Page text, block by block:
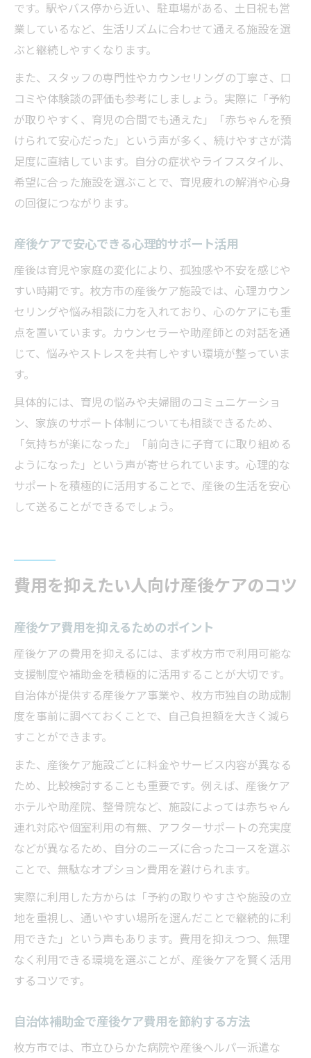
です。駅やバス停から近い、駐車場がある、土日祝も営
業しているなど、生活リズムに合わせて通える施設を選
ぶと継続しやすくなります。
また、スタッフの専門性やカウンセリングの丁寧さ、口
コミや体験談の評価も参考にしましょう。実際に「予約
が取りやすく、育児の合間でも通えた」「赤ちゃんを預
けられて安心だった」という声が多く、続けやすさが満
足度に直結しています。自分の症状やライフスタイル、
希望に合った施設を選ぶことで、育児疲れの解消や心身
の回復につながります。
産後ケアで安心できる心理的サポート活用
産後は育児や家庭の変化により、孤独感や不安を感じや
すい時期です。枚方市の産後ケア施設では、心理カウン
セリングや悩み相談に力を入れており、心のケアにも重
点を置いています。カウンセラーや助産師との対話を通
じて、悩みやストレスを共有しやすい環境が整っていま
す。
具体的には、育児の悩みや夫婦間のコミュニケーショ
ン、家族のサポート体制についても相談できるため、
「気持ちが楽になった」「前向きに子育てに取り組める
ようになった」という声が寄せられています。心理的な
サポートを積極的に活用することで、産後の生活を安心
して送ることができるでしょう。
費用を抑えたい人向け産後ケアのコツ
産後ケア費用を抑えるためのポイント
産後ケアの費用を抑えるには、まず枚方市で利用可能な
支援制度や補助金を積極的に活用することが大切です。
自治体が提供する産後ケア事業や、枚方市独自の助成制
度を事前に調べておくことで、自己負担額を大きく減ら
すことができます。
また、産後ケア施設ごとに料金やサービス内容が異なる
ため、比較検討することも重要です。例えば、産後ケア
ホテルや助産院、整骨院など、施設によっては赤ちゃん
連れ対応や個室利用の有無、アフターサポートの充実度
などが異なるため、自分のニーズに合ったコースを選ぶ
ことで、無駄なオプション費用を避けられます。
実際に利用した方からは「予約の取りやすさや施設の立
地を重視し、通いやすい場所を選んだことで継続的に利
用できた」という声もあります。費用を抑えつつ、無理
なく利用できる環境を選ぶことが、産後ケアを賢く活用
するコツです。
自治体補助金で産後ケア費用を節約する方法
枚方市では、市立ひらかた病院や産後ヘルパー派遣な